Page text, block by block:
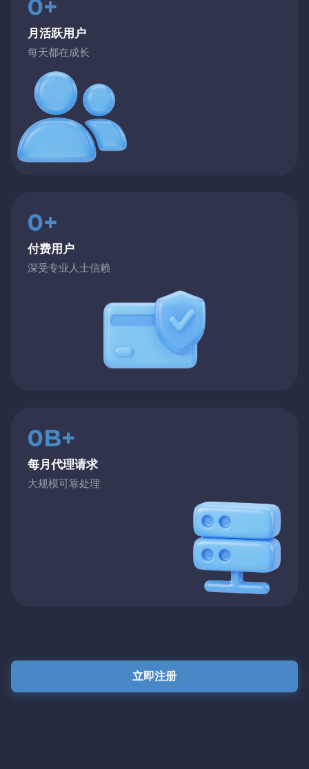
0+
月活跃用户
每天都在成长
0+
付费用户
深受专业人士信赖
0B+
每月代理请求
大规模可靠处理
立即注册